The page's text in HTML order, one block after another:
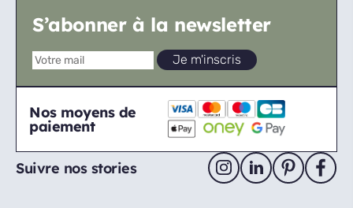
S’abonner à la newsletter
Nos moyens de
paiement
Suivre nos stories